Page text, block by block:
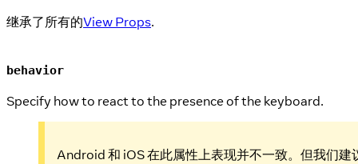
继承了所有的View Props.
behavior
Specify how to react to the presence of the keyboard.
Android 和 iOS 在此属性上表现并不一致。但我们